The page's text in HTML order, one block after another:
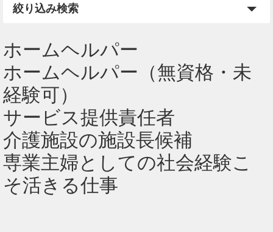
絞り込み検索
ホームヘルパー
ホームヘルパー（無資格・未
経験可）
サービス提供責任者
介護施設の施設長候補
専業主婦としての社会経験こ
そ活きる仕事